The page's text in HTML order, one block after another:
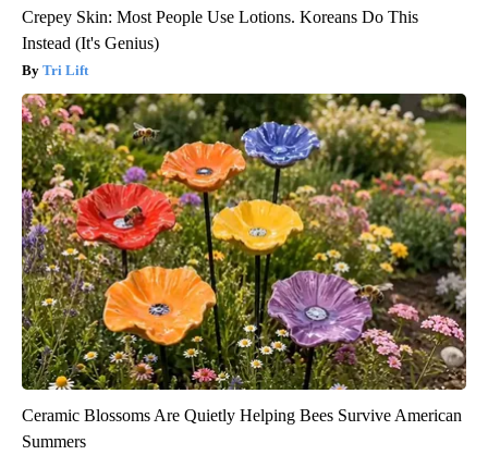
Crepey Skin: Most People Use Lotions. Koreans Do This
Instead (It's Genius)
Tri Lift
Ceramic Blossoms Are Quietly Helping Bees Survive American
Summers